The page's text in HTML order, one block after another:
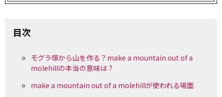
目次
モグラ塚から山を作る？make a mountain out of a
molehillの本当の意味は？
make a mountain out of a molehillが使われる場面